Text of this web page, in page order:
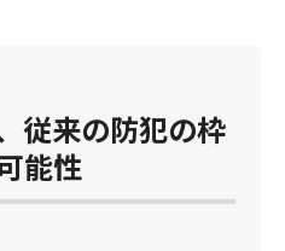
従来の防犯の枠
能性